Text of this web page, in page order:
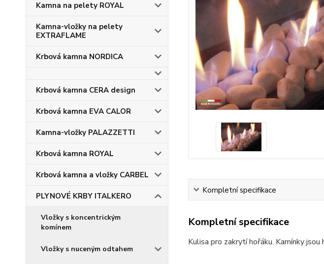
Kamna na pelety ROYAL
Kamna-vložky na pelety
EXTRAFLAME
Krbová kamna NORDICA
Krbová kamna CERA design
Krbová kamna EVA CALOR
Kamna-vložky PALAZZETTI
Krbová kamna ROYAL
Krbová kamna a vložky CARBEL
PLYNOVÉ KRBY ITALKERO
Vložky s koncentrickým
komínem
Vložky s nuceným odtahem
Kompletní specifikace
Kompletní specifikace
Kulisa pro zakrytí hořáku. Kamínky jsou